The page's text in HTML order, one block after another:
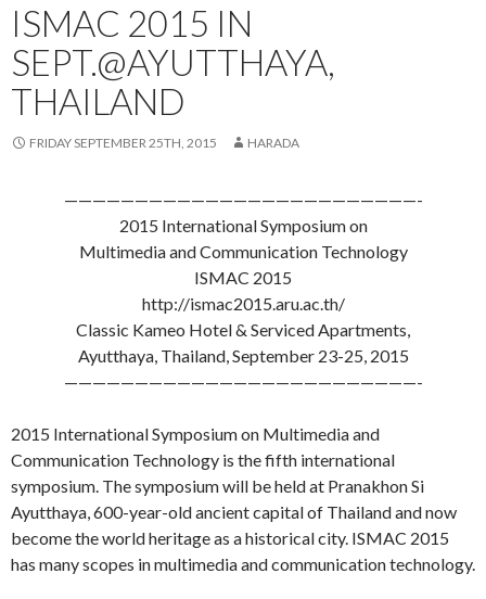
ISMAC 2015 IN
SEPT.@AYUTTHAYA,
THAILAND
FRIDAY SEPTEMBER 25TH, 2015 HARADA
—————————————————————————-
2015 International Symposium on
Multimedia and Communication Technology
ISMAC 2015
http://ismac2015.aru.ac.th/
Classic Kameo Hotel & Serviced Apartments,
Ayutthaya, Thailand, September 23-25, 2015
—————————————————————————-
2015 International Symposium on Multimedia and
Communication Technology is the fifth international
symposium. The symposium will be held at Pranakhon Si
Ayutthaya, 600-year-old ancient capital of Thailand and now
become the world heritage as a historical city. ISMAC 2015
has many scopes in multimedia and communication technology.